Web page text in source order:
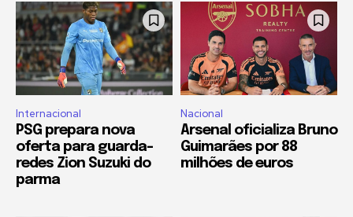
Internacional
PSG prepara nova
oferta para guarda-
redes Zion Suzuki do
parma
Nacional
Arsenal oficializa Bruno
Guimarães por 88
milhões de euros